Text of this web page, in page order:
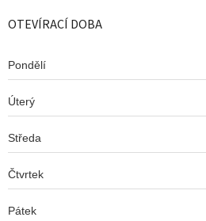
OTEVÍRACÍ DOBA
Pondělí
Úterý
Středa
Čtvrtek
Pátek